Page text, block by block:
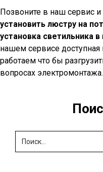
Позвоните в наш сервис и
установить люстру на
установка светильника
нашем сервисе
работаем что бы
вопросах электромонтажа.